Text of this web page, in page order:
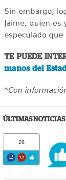
Sin embargo,
Jaime, quien es
especulado
TE PUEDE
manos del
*Con
ÚLTIMAS
26